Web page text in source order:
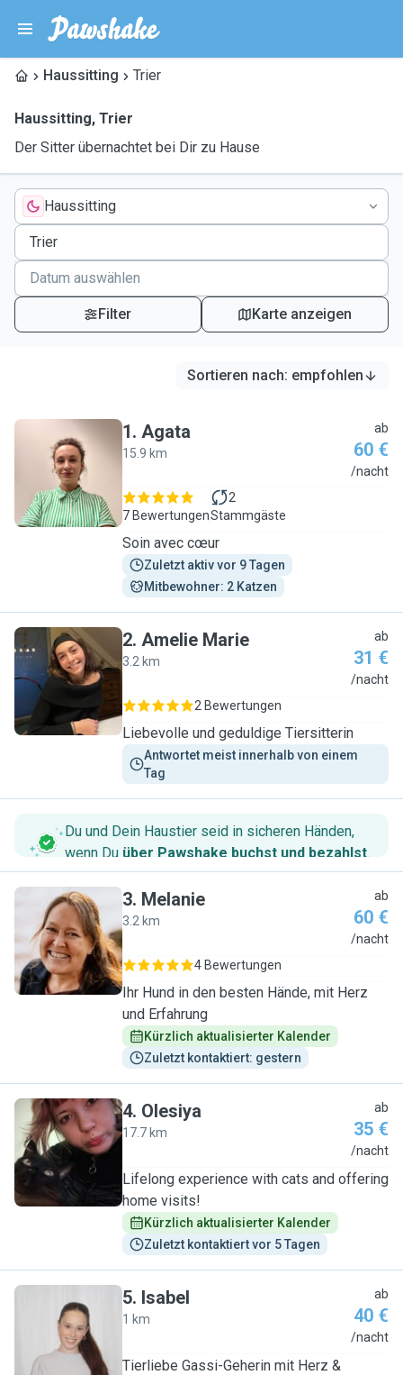
Haussitting Trier
Haussitting, Trier
Der Sitter übernachtet bei Dir zu Hause
Haussitting
Filter Karte anzeigen
Sortieren nach: empfohlen
A
1. Agata
15.9 km
ab
60 €
/nacht
7 Bewertungen
2
Stammgäste
Soin avec cœur
Zuletzt aktiv vor 9 Tagen
Mitbewohner: 2 Katzen
A
2. Amelie Marie
3.2 km
ab
31 €
/nacht
2 Bewertungen
Liebevolle und geduldige Tiersitterin
Antwortet meist innerhalb von einem
Tag
Du und Dein Haustier seid in sicheren Händen,
wenn Du über Pawshake buchst und bezahlst.
M
3. Melanie
3.2 km
ab
60 €
/nacht
4 Bewertungen
Ihr Hund in den besten Hände, mit Herz
und Erfahrung
Kürzlich aktualisierter Kalender
Zuletzt kontaktiert: gestern
O
4. Olesiya
17.7 km
ab
35 €
/nacht
Lifelong experience with cats and offering
home visits!
Kürzlich aktualisierter Kalender
Zuletzt kontaktiert vor 5 Tagen
I
5. Isabel
1 km
ab
40 €
/nacht
Tierliebe Gassi-Geherin mit Herz &